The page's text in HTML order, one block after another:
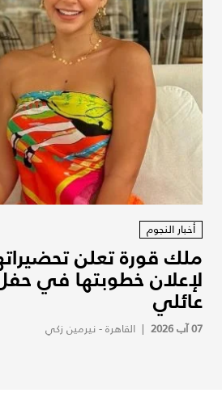
أخبار النجوم
ملك قورة تعلن
لإعلان خطوبتها في
عائلي
07 آب 2026 | القاهرة - نيرمين زكي